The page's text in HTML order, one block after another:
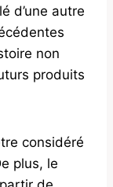
d’une autre
non
produits
considéré
plus, le